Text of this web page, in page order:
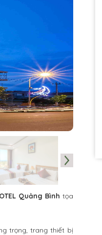
Quảng Bình tọa
trọng, trang thiết bị